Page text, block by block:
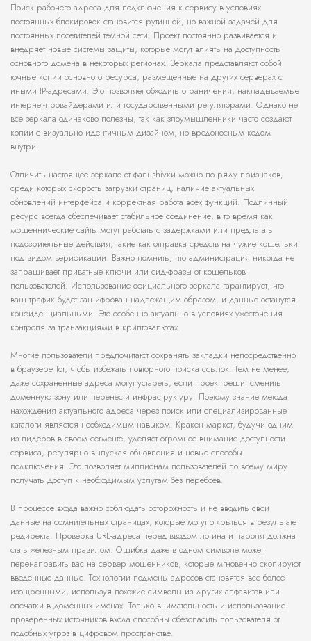
Поиск рабочего адреса для подключения к сервису в условиях
постоянных блокировок становится рутинной, но важной задачей для
постоянных посетителей темной сети. Проект постоянно развивается и
внедряет новые системы защиты, которые могут влиять на доступность
основного домена в некоторых регионах. Зеркала представляют собой
точные копии основного ресурса, размещенные на других серверах с
иными IP-адресами. Это позволяет обходить ограничения, накладываемые
интернет-провайдерами или государственными регуляторами. Однако не
все зеркала одинаково полезны, так как злоумышленники часто создают
копии с визуально идентичным дизайном, но вредоносным кодом
внутри.
Отличить настоящее зеркало от фальshivки можно по ряду признаков,
среди которых скорость загрузки страниц, наличие актуальных
обновлений интерфейса и корректная работа всех функций. Подлинный
ресурс всегда обеспечивает стабильное соединение, в то время как
мошеннические сайты могут работать с задержками или предлагать
подозрительные действия, такие как отправка средств на чужие кошельки
под видом верификации. Важно помнить, что администрация никогда не
запрашивает приватные ключи или сид-фразы от кошельков
пользователей. Использование официального зеркала гарантирует, что
ваш трафик будет зашифрован надлежащим образом, и данные останутся
конфиденциальными. Это особенно актуально в условиях ужесточения
контроля за транзакциями в криптовалютах.
Многие пользователи предпочитают сохранять закладки непосредственно
в браузере Tor, чтобы избежать повторного поиска ссылок. Тем не менее,
даже сохраненные адреса могут устареть, если проект решит сменить
доменную зону или перенести инфраструктуру. Поэтому знание метода
нахождения актуального адреса через поиск или специализированные
каталоги является необходимым навыком. Кракен маркет, будучи одним
из лидеров в своем сегменте, уделяет огромное внимание доступности
сервиса, регулярно выпуская обновления и новые способы
подключения. Это позволяет миллионам пользователей по всему миру
получать доступ к необходимым услугам без перебоев.
В процессе входа важно соблюдать осторожность и не вводить свои
данные на сомнительных страницах, которые могут открыться в результате
редиректа. Проверка URL-адреса перед вводом логина и пароля должна
стать железным правилом. Ошибка даже в одном символе может
перенаправить вас на сервер мошенников, которые мгновенно скопируют
введенные данные. Технологии подмены адресов становятся все более
изощренными, используя похожие символы из других алфавитов или
опечатки в доменных именах. Только внимательность и использование
проверенных источников входа способны обезопасить пользователя от
подобных угроз в цифровом пространстве.